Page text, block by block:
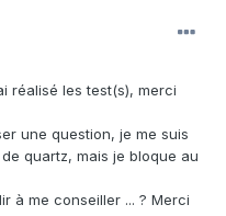
réalisé les test(s), merci
une question, je me suis
quartz, mais je bloque au
à me conseiller ... ? Merci